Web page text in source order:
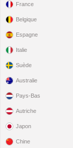
France
Belgique
Espagne
Italie
Suède
Australie
Pays-Bas
Autriche
Japon
Chine